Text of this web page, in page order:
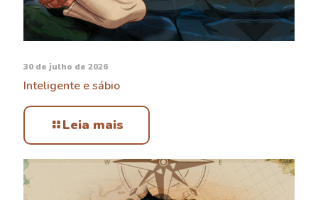
30 de julho de 2026
Inteligente e sábio
Leia mais